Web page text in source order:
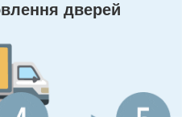
дверей